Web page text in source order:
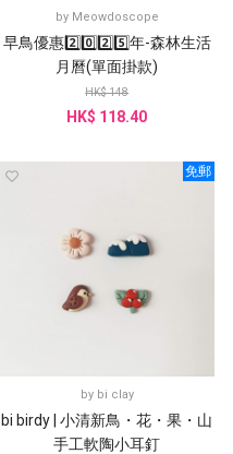
by Meowdoscope
早鳥優惠2️⃣0️⃣2️⃣5️⃣年-森林生活
月曆(單面掛款)
HK$ 148
HK$ 118.40
免郵
by bi clay
bi birdy | 小清新鳥・花・果・山
手工軟陶小耳釘